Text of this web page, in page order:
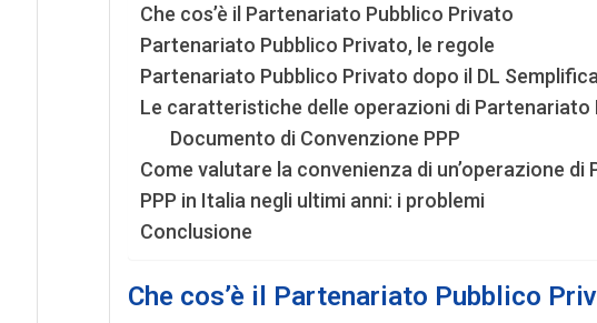
Che cos’è il Partenariato Pubblico Privato
Partenariato Pubblico Privato, le regole
Partenariato Pubblico Privato dopo il DL
Le caratteristiche delle operazioni di Partenariato
Documento di Convenzione PPP
Come valutare la convenienza di un’operazione di
PPP in Italia negli ultimi anni: i problemi
Conclusione
Che cos’è il Partenariato Pubblico